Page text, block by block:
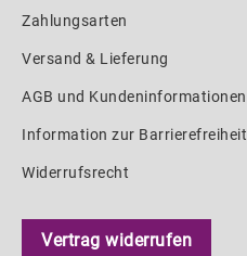
Zahlungsarten
Versand & Lieferung
AGB und Kundeninformationen
Information zur Barrierefreiheit
Widerrufsrecht
Vertrag widerrufen